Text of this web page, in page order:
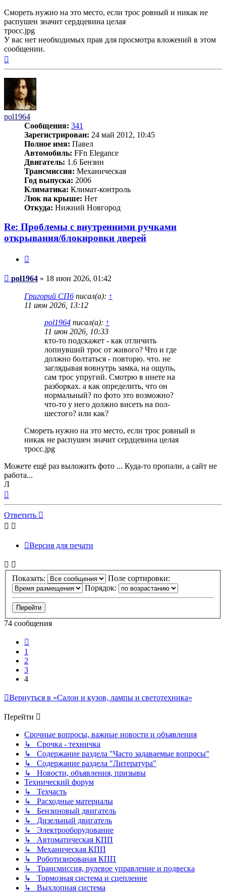
Смореть нужно на это место, если трос ровный и никак не
распушен значит сердцевина целая
тросс.jpg
У вас нет необходимых прав для просмотра вложений в этом
сообщении.
pol1964
Сообщения: 341
Зарегистрирован: 24 май 2012, 10:45
Полное имя: Павел
Автомобиль: FFn Elegance
Двигатель: 1.6 Бензин
Трансмиссия: Механическая
Год выпуска: 2006
Климатика: Климат-контроль
Люк на крыше: Нет
Откуда: Нижний Новгород
Re: Проблемы с внутренними ручками
открывания/блокировки дверей
Сообщение
pol1964 » 18 июн 2026, 01:42
Григорий СПбписал(а): ↑
11 июн 2026, 13:12
pol1964 писал(а): ↑
11 июн 2026, 10:33
кто-то подскажет - как отличить
лопнувший трос от живого? Что и где
должно болтаться - повторю. что. не
заглядывая вовнутрь замка, на ощупь,
сам трос упругий. Смотрю в инете на
разборках. а как определить, что он
нормальный? по фото это возможно?
что-то у него должно висеть на пол-
шестого? или как?
Смореть нужно на это место, если трос ровный и
никак не распушен значит сердцевина целая
тросс.jpg
Можете ещё раз выложить фото ... Куда-то пропали, а сайт не
работа...
Л
началу
Ответить
Версия для печати
Показать:
Поле сортировки:
Порядок:
74 сообщения
1
2
3
4
Вернуться в «Салон и кузов, лампы и светотехника»
Перейти
Срочные вопросы, важные новости и объявления
↳ Срочка - техничка
↳ Содержание раздела "Часто задаваемые вопросы"
↳ Содержание раздела "Литература"
↳ Новости, объявления, призывы
Технический форум
↳ Техчасть
↳ Расходные материалы
↳ Бензиновый двигатель
↳ Дизельный двигатель
↳ Электрооборудование
↳ Автоматическая КПП
↳ Механическая КПП
↳ Роботизированая КПП
↳ Трансмиссия, рулевое управление и подвеска
↳ Тормозная система и сцепление
↳ Выхлопная система